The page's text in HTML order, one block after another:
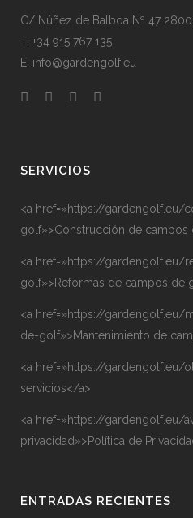
C/ Núñez de Balboa Nº 47
T. +34 915 767 135
E. info@gardengolf.eu
SERVICIOS
<a href=»https://
golf»>Construcción de campos
<a href=»https://gardengolf.eu/
golf»>Reformas de campos de
<a href=»https://gardengolf.eu/
de-golf»>Mantenimiento de
<a href=»https://gardengolf.eu/
servicios</a>
<a href=»https://gardengolf.eu/
privacidad»>Política de
ENTRADAS RECIENTES